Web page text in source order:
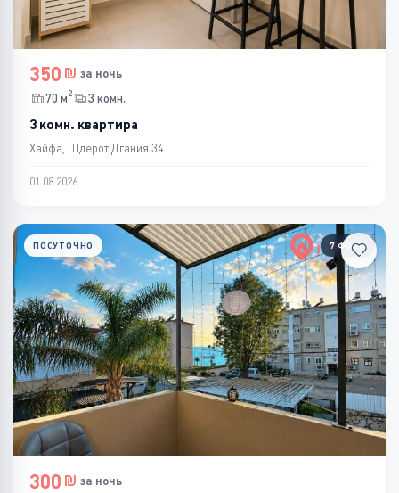
350
за ночь
70 м2 3 комн.
3 комн. квартира
Хайфа, Шдерот Дгания 34
01.08.2026
7 ФОТО
ПОСУТОЧНО
300
за ночь